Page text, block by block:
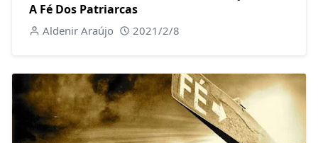
A Fé Dos Patriarcas
Aldenir Araújo 2021/2/8